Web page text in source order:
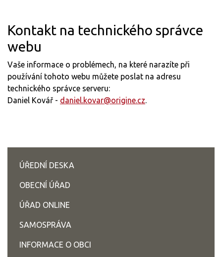
Kontakt na technického správce
webu
Vaše informace o problémech, na které narazíte při
používání tohoto webu můžete poslat na adresu
technického správce serveru:
Daniel Kovář - daniel.kovar@origine.cz.
ÚŘEDNÍ DESKA
OBECNÍ ÚŘAD
ÚŘAD ONLINE
SAMOSPRÁVA
INFORMACE O OBCI